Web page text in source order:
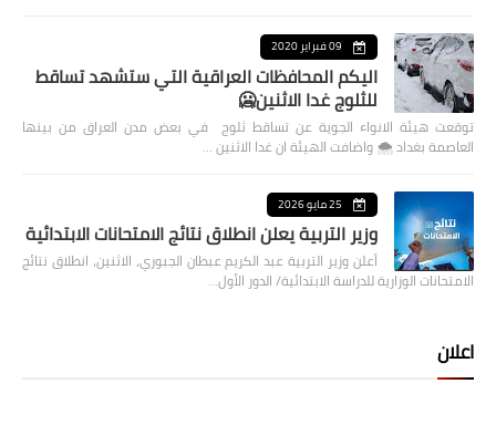
09 فبراير 2020
اليكم المحافظات العراقية التي ستشهد تساقط
للثلوج غدا الاثنين🥶
توقعت هيئة الانواء الجوية عن تساقط ثلوج في بعض مدن العراق من بينها
العاصمة بغداد ⁦🌨️⁩ واضافت الهيئة ان غدا الاثنين …
25 مايو 2026
وزير التربية يعلن انطلاق نتائج الامتحانات الابتدائية
أعلن وزير التربية عبد الكريم عبطان الجبوري، الاثنين، انطلاق نتائج
الامتحانات الوزارية للدراسة الابتدائية/ الدور الأول…
اعلان